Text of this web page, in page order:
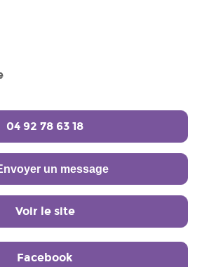
04 92 78 63 18
un message
Voir le site
Facebook